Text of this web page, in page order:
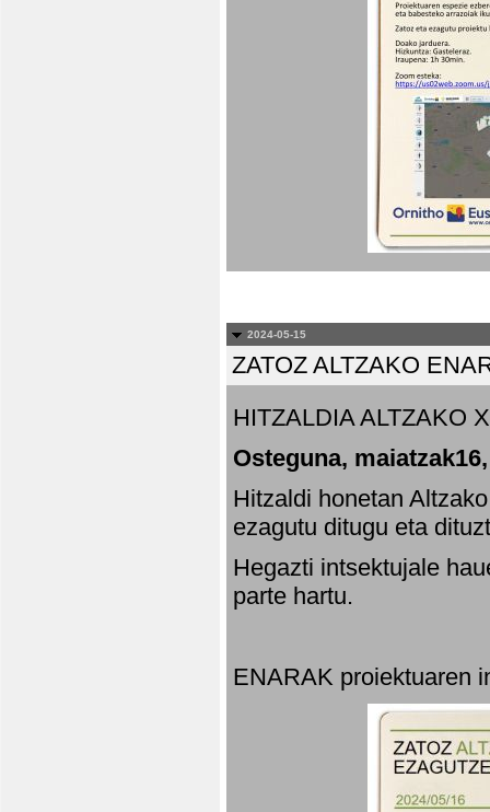
2024-05-15
ZATOZ ALTZAKO
HITZALDIA ALTZAKO
Osteguna,
Hitzaldi honetan
ezagutu ditugu eta
Hegazti intsektujale
parte hartu.
ENARAK proiektuaren